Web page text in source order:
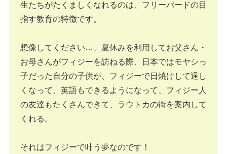
生たちがたくましくなれるのは、フリーバードの目
指す教育の特徴です。
想像してください…、夏休みを利用してお父さん・
お母さんがフィジーを訪ねる際、日本ではモヤシっ
子だった自分の子供が、フィジーで日焼けして逞し
くなって、英語もできるようになって、フィジー人
の友達もたくさんできて、ラウトカの街を案内して
くれる。
それはフィジーで叶う夢なのです！